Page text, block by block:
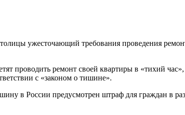
ужесточающий требования проведения
проводить ремонт своей квартиры в «тихий
с «законом о тишине».
в России предусмотрен штраф для граждан в